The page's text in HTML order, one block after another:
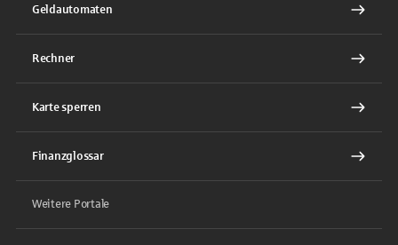
Geldautomaten
Rechner
Karte sperren
Finanzglossar
Weitere Portale